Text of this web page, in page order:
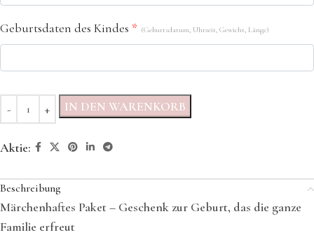
Geburtsdaten des Kindes * (Geburtsdatum, Uhrzeit, Gewicht, Länge)
IN DEN WARENKORB
Aktie:
Beschreibung
Märchenhaftes Paket – Geschenk zur Geburt, das die ganze
Familie erfreut